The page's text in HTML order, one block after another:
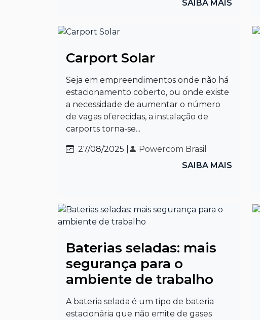
SAIBA MAIS
Carport Solar
Seja em empreendimentos onde não há
estacionamento coberto, ou onde existe
a necessidade de aumentar o número
de vagas oferecidas, a instalação de
carports torna-se...
27/08/2025 |
Powercom Brasil
SAIBA MAIS
Baterias seladas: mais
segurança para o
ambiente de trabalho
A bateria selada é um tipo de bateria
estacionária que não emite de gases